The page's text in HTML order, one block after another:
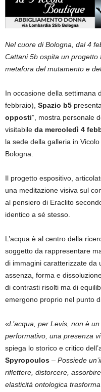
Nel cuore di Bologna, dal 4
Cattani 5b ospita un progetto
metafora del mutamento e
In occasione della settimana
febbraio), Spazio b5
opposti”, mostra personale
visitabile da mercoledì 4
la sede della galleria in
Bologna.
Il progetto espositivo,
una meditazione visiva sul
al pensiero di Eraclito
identico a sé stesso.
L’acqua è al centro della
soggetto da rappresentare
di immagini caratterizzate da
assenza, forma e
di contrasti risolti ma di
emergono proprio nel punto
«L’acqua, per Levis, non è
performativo, una presenza
spiega lo storico e critico
Spyropoulos – Possiede
riflettere, distorcere,
elasticità ontologica